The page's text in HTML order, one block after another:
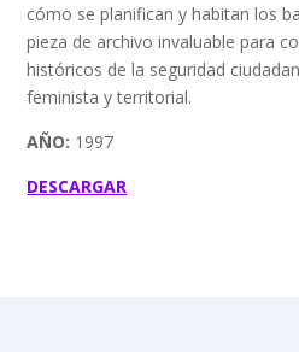
cómo se planifican y habitan los
pieza de archivo invaluable para
históricos de la seguridad
feminista y territorial.
AÑO: 1997
DESCARGAR